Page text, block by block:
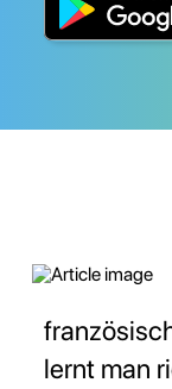
lernt man